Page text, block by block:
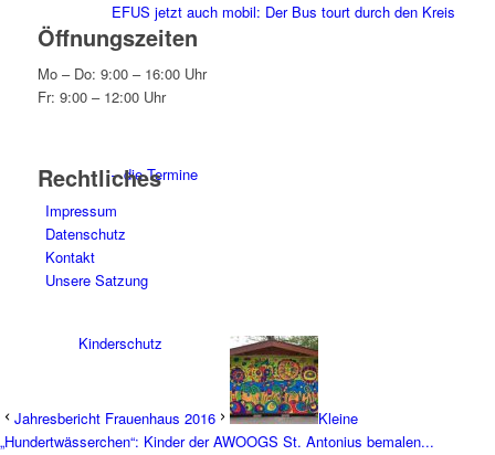
EFUS jetzt auch mobil: Der Bus tourt durch den Kreis
– die Termine
Kinderschutz
Öffnungszeiten
Mo – Do: 9:00 – 16:00 Uhr
Fr: 9:00 – 12:00 Uhr
Rechtliches
Impressum
Datenschutz
Kontakt
Unsere Satzung
Jahresbericht Frauenhaus 2016
Kleine
„Hundertwässerchen“: Kinder der AWOOGS St. Antonius bemalen...